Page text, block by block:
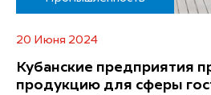
20 Июня 2024
Кубанские предприятия
продукцию для сферы